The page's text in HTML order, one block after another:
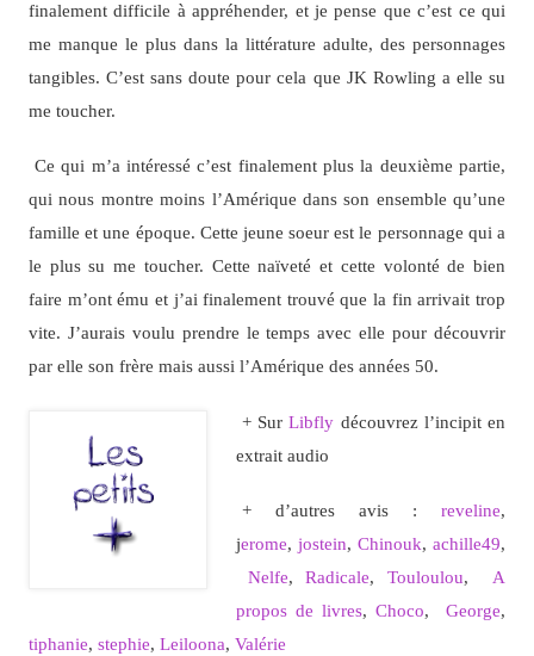
finalement difficile à appréhender, et je pense que c’est ce qui
me manque le plus dans la littérature adulte, des personnages
tangibles. C’est sans doute pour cela que JK Rowling a elle su
me toucher.
Ce qui m’a intéressé c’est finalement plus la deuxième partie,
qui nous montre moins l’Amérique dans son ensemble qu’une
famille et une époque. Cette jeune soeur est le personnage qui a
le plus su me toucher. Cette naïveté et cette volonté de bien
faire m’ont ému et j’ai finalement trouvé que la fin arrivait trop
vite. J’aurais voulu prendre le temps avec elle pour découvrir
par elle son frère mais aussi l’Amérique des années 50.
+ SurLibfly découvrez l’incipit en
extrait audio
+ d’autres avis :reveline,
jerome, jostein,Chinouk,achille49,
Nelfe,Radicale, Touloulou,
A
propos de livres,Choco,George,
tiphanie, stephie, Leiloona, Valérie